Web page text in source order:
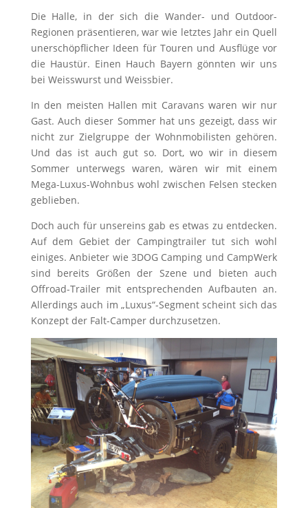
Die Halle, in der sich die Wander- und Outdoor-
Regionen präsentieren, war wie letztes Jahr ein Quell
unerschöpflicher Ideen für Touren und Ausflüge vor
die Haustür. Einen Hauch Bayern gönnten wir uns
bei Weisswurst und Weissbier.
In den meisten Hallen mit Caravans waren wir nur
Gast. Auch dieser Sommer hat uns gezeigt, dass wir
nicht zur Zielgruppe der Wohnmobilisten gehören.
Und das ist auch gut so. Dort, wo wir in diesem
Sommer unterwegs waren, wären wir mit einem
Mega-Luxus-Wohnbus wohl zwischen Felsen stecken
geblieben.
Doch auch für unsereins gab es etwas zu entdecken.
Auf dem Gebiet der Campingtrailer tut sich wohl
einiges. Anbieter wie 3DOG Camping und CampWerk
sind bereits Größen der Szene und bieten auch
Offroad-Trailer mit entsprechenden Aufbauten an.
Allerdings auch im „Luxus“-Segment scheint sich das
Konzept der Falt-Camper durchzusetzen.